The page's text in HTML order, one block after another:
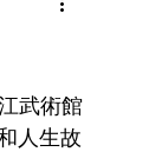
武術館
人生故